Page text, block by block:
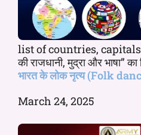
list of countries,
की राजधानी, मुद्रा और भाषा”
भारत के लोक नृत्य (Folk
March 24, 2025